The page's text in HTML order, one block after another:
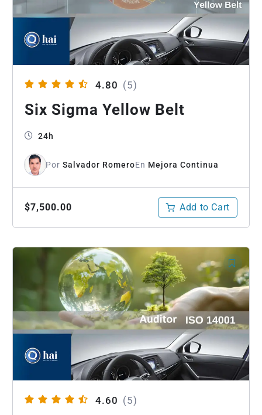
4.80 (5)
Six Sigma Yellow Belt
24h
PorSalvador RomeroEn Mejora Continua
$7,500.00 Add to Cart
4.60 (5)